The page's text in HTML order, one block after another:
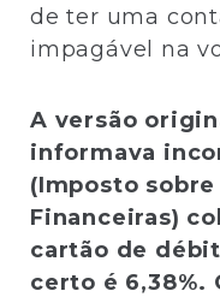
de ter uma
impagável na
A versão
informava
(Imposto
Financeiras)
cartão de
certo é